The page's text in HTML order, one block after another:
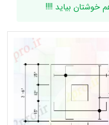
خوشتان بیاید !!!!